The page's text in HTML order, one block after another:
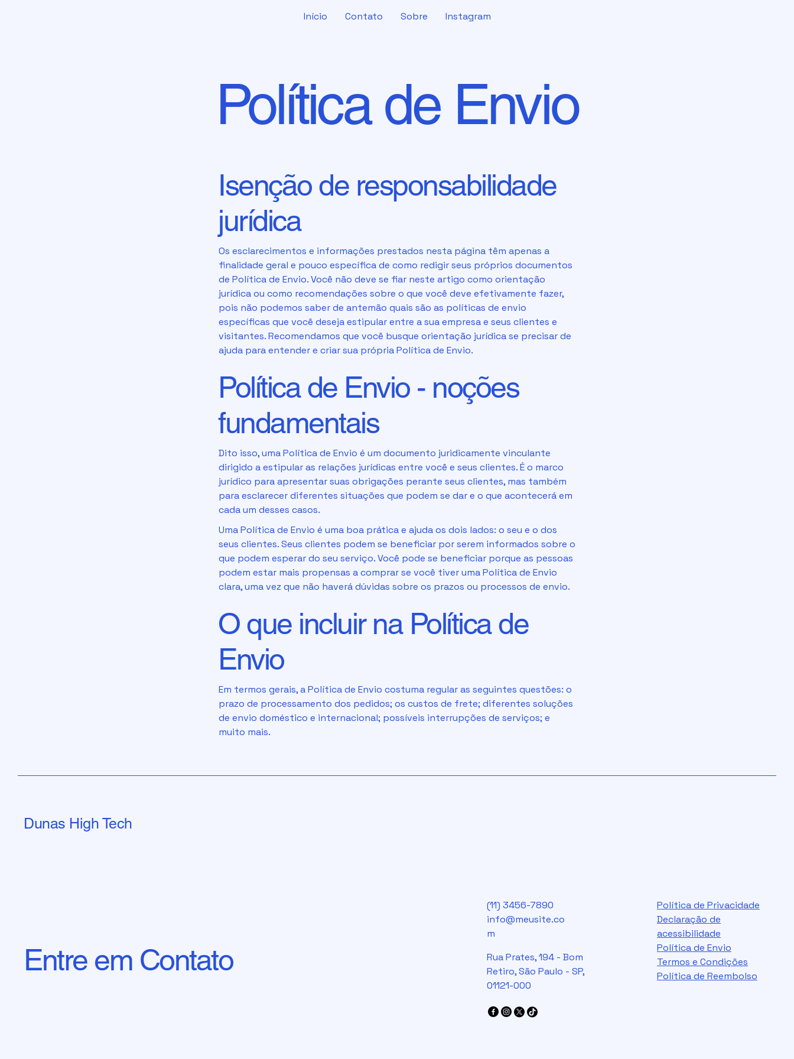
Início Contato Sobre Instagram
Política de Envio
Isenção de responsabilidade
jurídica
Os esclarecimentos e informações prestados nesta página têm apenas a
finalidade geral e pouco específica de como redigir seus próprios documentos
de Política de Envio. Você não deve se fiar neste artigo como orientação
jurídica ou como recomendações sobre o que você deve efetivamente fazer,
pois não podemos saber de antemão quais são as políticas de envio
específicas que você deseja estipular entre a sua empresa e seus clientes e
visitantes. Recomendamos que você busque orientação jurídica se precisar de
ajuda para entender e criar sua própria Política de Envio.
Política de Envio - noções
fundamentais
Dito isso, uma Política de Envio é um documento juridicamente vinculante
dirigido a estipular as relações jurídicas entre você e seus clientes. É o marco
jurídico para apresentar suas obrigações perante seus clientes, mas também
para esclarecer diferentes situações que podem se dar e o que acontecerá em
cada um desses casos.
Uma Política de Envio é uma boa prática e ajuda os dois lados: o seu e o dos
seus clientes. Seus clientes podem se beneficiar por serem informados sobre o
que podem esperar do seu serviço. Você pode se beneficiar porque as pessoas
podem estar mais propensas a comprar se você tiver uma Política de Envio
clara, uma vez que não haverá dúvidas sobre os prazos ou processos de envio.
O que incluir na Política de
Envio
Em termos gerais, a Política de Envio costuma regular as seguintes questões: o
prazo de processamento dos pedidos; os custos de frete; diferentes soluções
de envio doméstico e internacional; possíveis interrupções de serviços; e
muito mais.
Dunas High Tech
Entre em Contato
(11) 3456-7890
info@meusite.co
m
Rua Prates, 194 - Bom
Retiro, São Paulo - SP,
01121-000
Política de Privacidade
Declaração de
acessibilidade
Política de Envio
Termos e Condições
Política de Reembolso